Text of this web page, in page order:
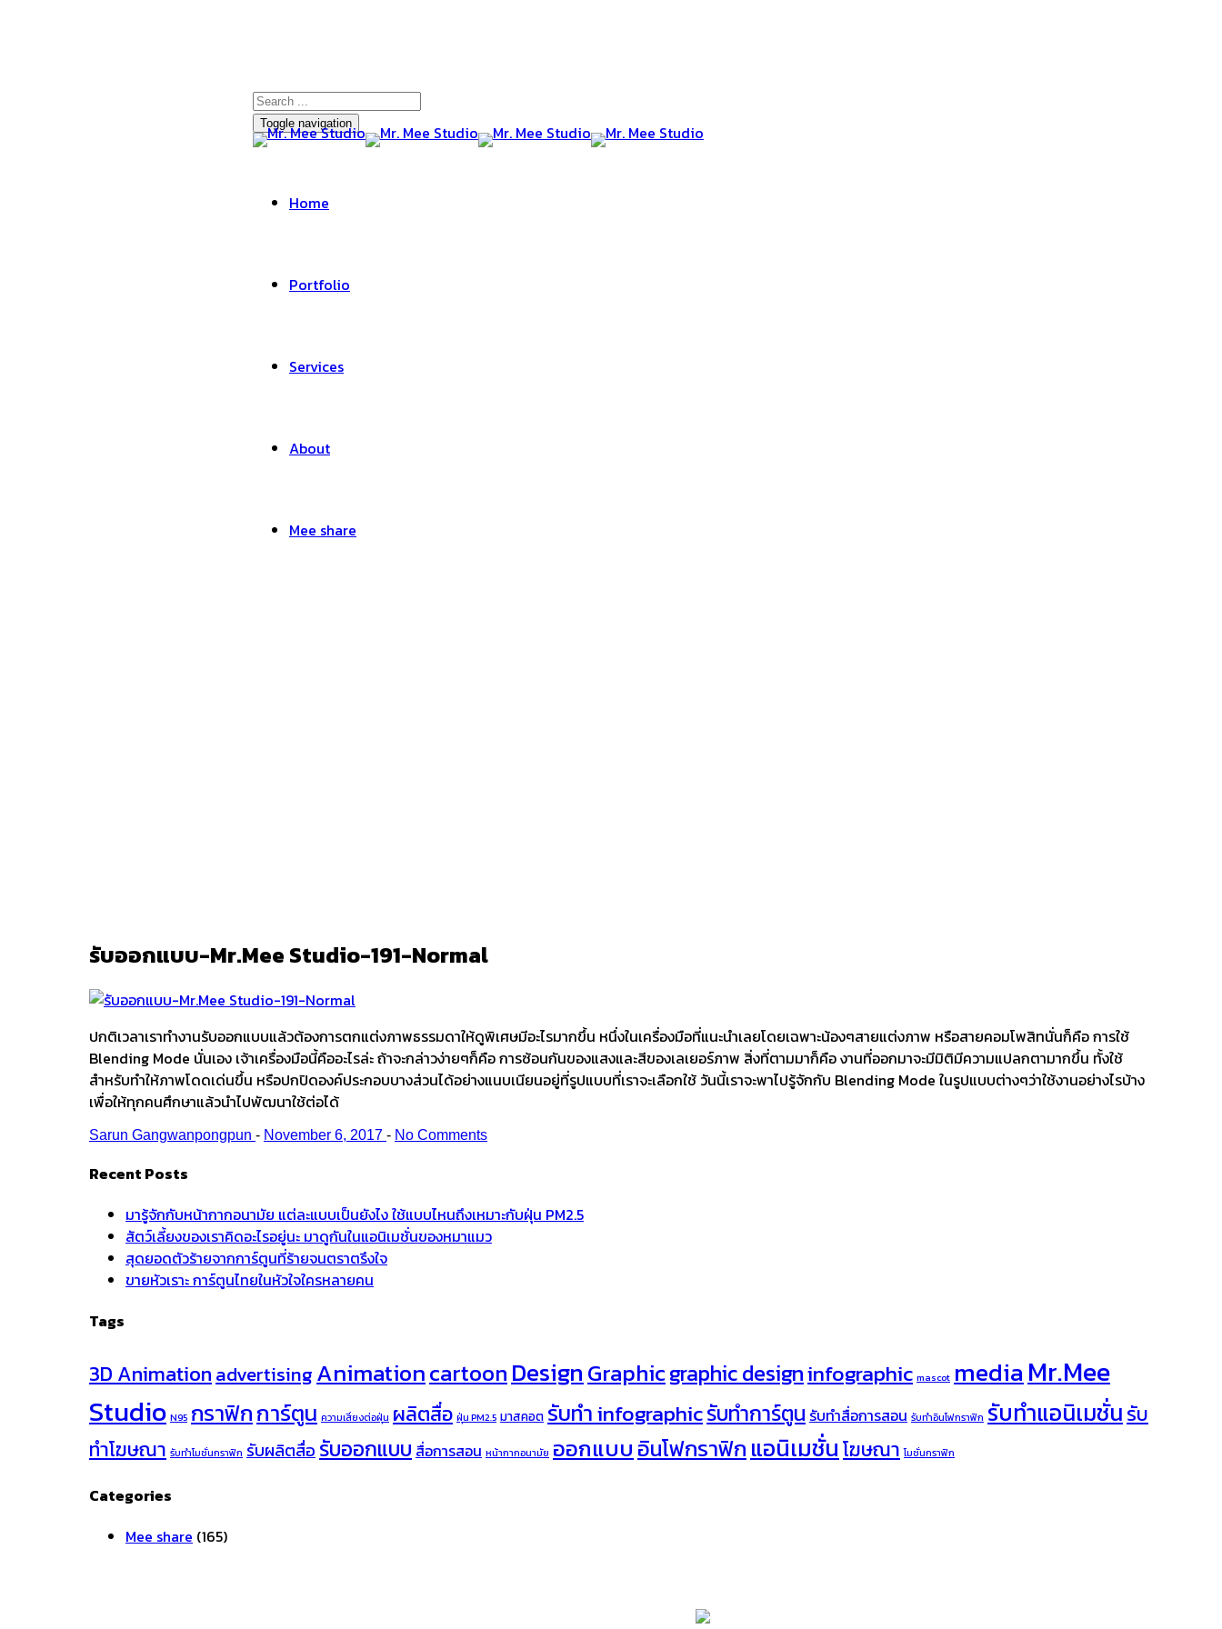
Toggle navigation
Home
Portfolio
Services
About
Mee share
รับออกแบบ-Mr.Mee Studio-191-Normal
ปกติเวลาเราทำงานรับออกแบบแล้วต้องการตกแต่งภาพธรรมดาให้ดูพิเศษมีอะไรมากขึ้น หนึ่งในเครื่องมือที่แนะนำเลยโดยเฉพาะน้องๆสายแต่งภาพ หรือสายคอมโพสิทนั่นก็คือ การใช้
Blending Mode นั่นเอง เจ้าเครื่องมือนี้คืออะไรล่ะ ถ้าจะกล่าวง่ายๆก็คือ การซ้อนกันของแสงและสีของเลเยอร์ภาพ สิ่งที่ตามมาก็คือ งานที่ออกมาจะมีมิติมีความแปลกตามากขึ้น ทั้งใช้
สำหรับทำให้ภาพโดดเด่นขึ้น หรือปกปิดองค์ประกอบบางส่วนได้อย่างแนบเนียนอยู่ที่รูปแบบที่เราจะเลือกใช้ วันนี้เราจะพาไปรู้จักกับ Blending Mode ในรูปแบบต่างๆว่าใช้งานอย่างไรบ้าง
เพื่อให้ทุกคนศึกษาแล้วนำไปพัฒนาใช้ต่อได้
Sarun Gangwanpongpun - November 6, 2017 - No Comments
Recent Posts
มารู้จักกับหน้ากากอนามัย แต่ละแบบเป็นยังไง ใช้แบบไหนถึงเหมาะกับฝุ่น PM2.5
สัตว์เลี้ยงของเราคิดอะไรอยู่นะ มาดูกันในแอนิเมชั่นของหมาแมว
สุดยอดตัวร้ายจากการ์ตูนที่ร้ายจนตราตรึงใจ
ขายหัวเราะ การ์ตูนไทยในหัวใจใครหลายคน
Tags
3D AnimationadvertisingAnimationcartoonDesignGraphicgraphic designinfographic mascot mediaMr.Mee
Studio N95 กราฟิกการ์ตูน ความเสี่ยงต่อฝุ่น ผลิตสื่อ ฝุ่น PM2.5 มาสคอต รับทำ infographicรับทำการ์ตูน รับทำสื่อการสอน รับทำอินโฟกราฟิก รับทำแอนิเมชั่นรับ
ทำโฆษณา รับทำโมชั่นกราฟิก รับผลิตสื่อ รับออกแบบ สื่อการสอน หน้ากากอนามัย ออกแบบ อินโฟกราฟิก แอนิเมชั่นโฆษณา โมชั่นกราฟิก
Categories
Mee share (165)